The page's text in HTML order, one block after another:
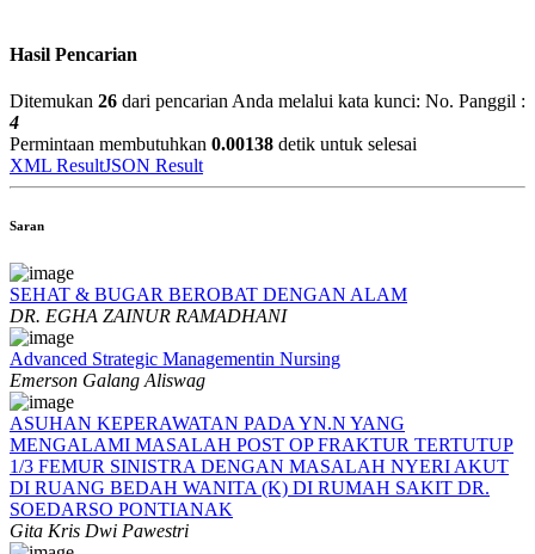
Hasil Pencarian
Ditemukan 26 dari pencarian Anda melalui kata kunci: No. Panggil :
4
Permintaan membutuhkan 0.00138 detik untuk selesai
XML ResultJSON Result
Saran
SEHAT & BUGAR BEROBAT DENGAN ALAM
DR. EGHA ZAINUR RAMADHANI
Advanced Strategic Managementin Nursing
Emerson Galang Aliswag
ASUHAN KEPERAWATAN PADA YN.N YANG
MENGALAMI MASALAH POST OP FRAKTUR TERTUTUP
1/3 FEMUR SINISTRA DENGAN MASALAH NYERI AKUT
DI RUANG BEDAH WANITA (K) DI RUMAH SAKIT DR.
SOEDARSO PONTIANAK
Gita Kris Dwi Pawestri